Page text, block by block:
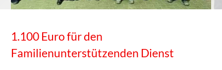
1.100 Euro für den
Familienunterstützenden Dienst